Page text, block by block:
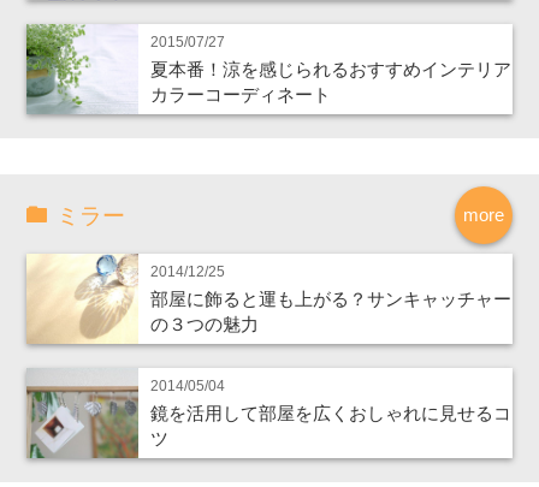
2015/07/27
夏本番！涼を感じられるおすすめインテリア
カラーコーディネート
more
ミラー
2014/12/25
部屋に飾ると運も上がる？サンキャッチャー
の３つの魅力
2014/05/04
鏡を活用して部屋を広くおしゃれに見せるコ
ツ